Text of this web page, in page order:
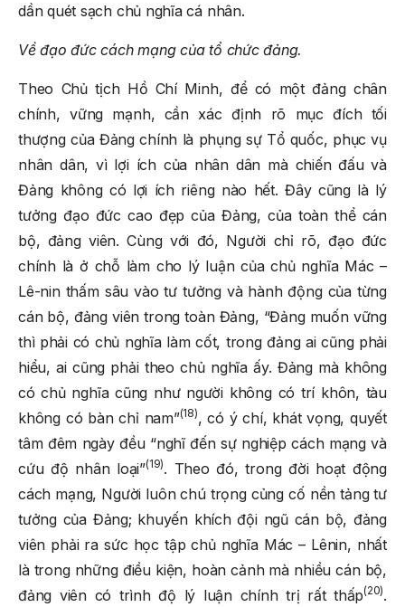
dần quét sạch chủ nghĩa cá nhân.
Về đạo đức cách mạng của tổ chức đảng.
Theo Chủ tịch Hồ Chí Minh, để có một đảng chân
chính, vững mạnh, cần xác định rõ mục đích tối
thượng của Đảng chính là phụng sự Tổ quốc, phục vụ
nhân dân, vì lợi ích của nhân dân mà chiến đấu và
Đảng không có lợi ích riêng nào hết. Đây cũng là lý
tưởng đạo đức cao đẹp của Đảng, của toàn thể cán
bộ, đảng viên. Cùng với đó, Người chỉ rõ, đạo đức
chính là ở chỗ làm cho lý luận của chủ nghĩa Mác –
Lê-nin thấm sâu vào tư tưởng và hành động của từng
cán bộ, đảng viên trong toàn Đảng, “Đảng muốn vững
thì phải có chủ nghĩa làm cốt, trong đảng ai cũng phải
hiểu, ai cũng phải theo chủ nghĩa ấy. Đảng mà không
có chủ nghĩa cũng như người không có trí khôn, tàu
không có bàn chỉ nam”(18), có ý chí, khát vọng, quyết
tâm đêm ngày đều “nghĩ đến sự nghiệp cách mạng và
cứu độ nhân loại”(19). Theo đó, trong đời hoạt động
cách mạng, Người luôn chú trọng củng cố nền tảng tư
tưởng của Đảng; khuyến khích đội ngũ cán bộ, đảng
viên phải ra sức học tập chủ nghĩa Mác – Lênin, nhất
là trong những điều kiện, hoàn cảnh mà nhiều cán bộ,
đảng viên có trình độ lý luận chính trị rất thấp(20).